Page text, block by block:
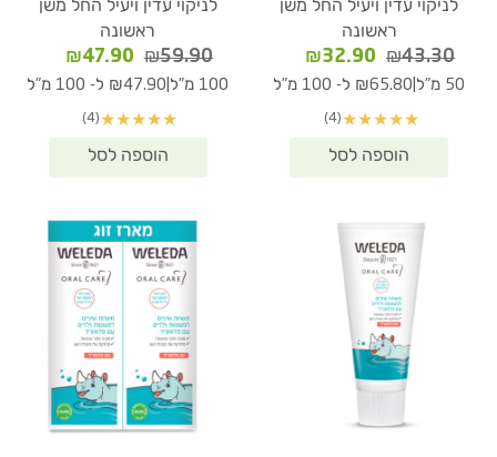
לניקוי עדין ויעיל החל משן
ראשונה
₪43.30
המחיר
המקורי
₪43.30.
₪32.90
המחיר
הנוכחי
50 מ"ל ₪65.80 ל- 100 מ"ל
★
★
★
★
★
(4)
לניקוי עדין ויעיל החל משן
ראשונה
₪59.90
המחיר
המקורי
₪59.90.
₪47.90
הנוכחי
100 מ"ל ₪47.90 ל- 100 מ"ל
★
★
★
★
★
(4)